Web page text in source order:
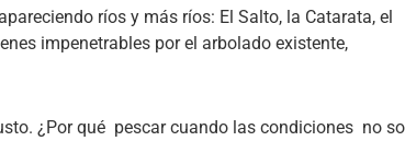
ríos y más ríos: El Salto, la Catarata, el
impenetrables por el arbolado existente,
¿Por qué pescar cuando las condiciones no